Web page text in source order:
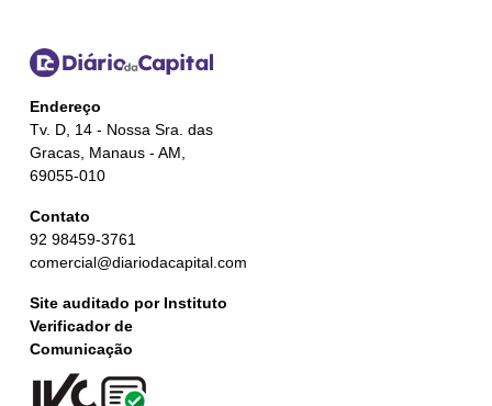
Endereço
Tv. D, 14 - Nossa Sra. das
Gracas, Manaus - AM,
69055-010
Contato
92 98459-3761
comercial@diariodacapital.com
Site auditado por Instituto
Verificador de
Comunicação